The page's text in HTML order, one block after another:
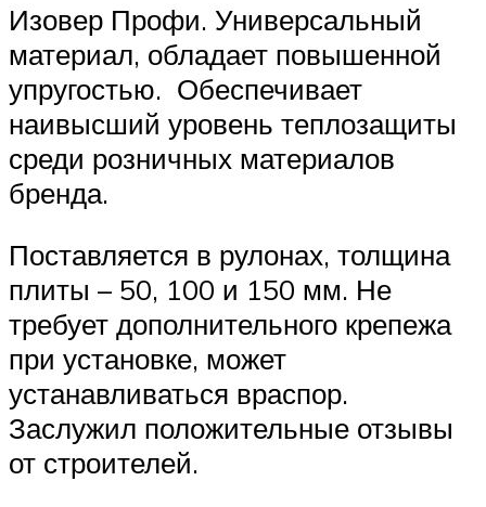
Изовер Профи. Универсальный
материал, обладает повышенной
упругостью. Обеспечивает
наивысший уровень теплозащиты
среди розничных материалов
бренда.
Поставляется в рулонах, толщина
плиты – 50, 100 и 150 мм. Не
требует дополнительного крепежа
при установке, может
устанавливаться враспор.
Заслужил положительные отзывы
от строителей.